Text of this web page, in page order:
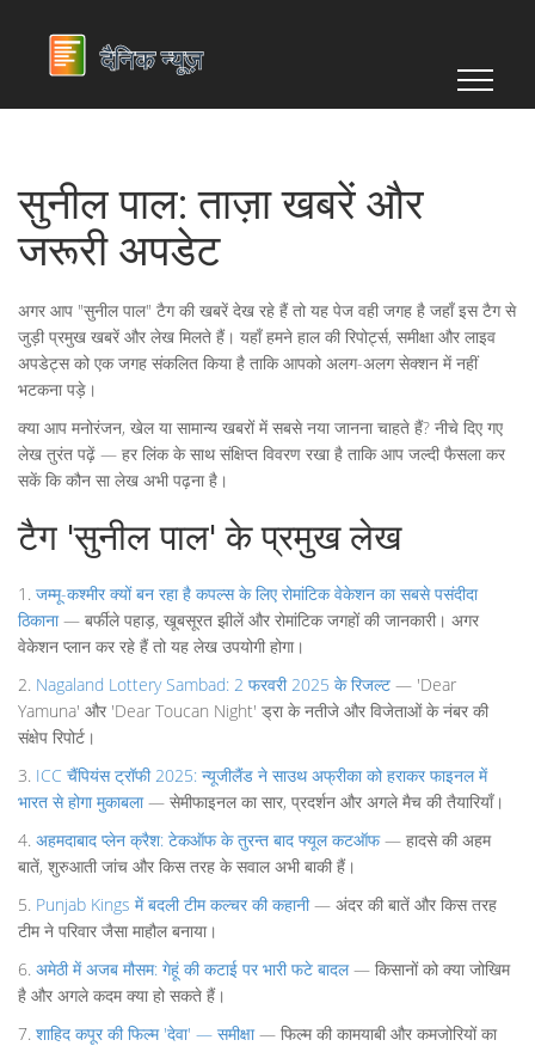
सुनील पाल: ताज़ा खबरें और
जरूरी अपडेट
अगर आप "सुनील पाल" टैग की खबरें देख रहे हैं तो यह पेज वही जगह है जहाँ इस टैग से
जुड़ी प्रमुख खबरें और लेख मिलते हैं। यहाँ हमने हाल की रिपोर्ट्स, समीक्षा और लाइव
अपडेट्स को एक जगह संकलित किया है ताकि आपको अलग-अलग सेक्शन में नहीं
भटकना पड़े।
क्या आप मनोरंजन, खेल या सामान्य खबरों में सबसे नया जानना चाहते हैं? नीचे दिए गए
लेख तुरंत पढ़ें — हर लिंक के साथ संक्षिप्त विवरण रखा है ताकि आप जल्दी फैसला कर
सकें कि कौन सा लेख अभी पढ़ना है।
टैग 'सुनील पाल' के प्रमुख लेख
1. जम्मू-कश्मीर क्यों बन रहा है कपल्स के लिए रोमांटिक वेकेशन का सबसे पसंदीदा
ठिकाना— बर्फीले पहाड़, खूबसूरत झीलें और रोमांटिक जगहों की जानकारी। अगर
वेकेशन प्लान कर रहे हैं तो यह लेख उपयोगी होगा।
2. Nagaland Lottery Sambad: 2 फरवरी 2025 के रिजल्ट — 'Dear
Yamuna' और 'Dear Toucan Night' ड्रा के नतीजे और विजेताओं के नंबर की
संक्षेप रिपोर्ट।
3. ICC चैंपियंस ट्रॉफी 2025: न्यूजीलैंड ने साउथ अफ्रीका को हराकर फाइनल में
भारत से होगा मुकाबला— सेमीफाइनल का सार, प्रदर्शन और अगले मैच की तैयारियाँ।
4. अहमदाबाद प्लेन क्रैश: टेकऑफ के तुरन्त बाद फ्यूल कटऑफ— हादसे की अहम
बातें, शुरुआती जांच और किस तरह के सवाल अभी बाकी हैं।
5. Punjab Kings में बदली टीम कल्चर की कहानी— अंदर की बातें और किस तरह
टीम ने परिवार जैसा माहौल बनाया।
6. अमेठी में अजब मौसम: गेहूं की कटाई पर भारी फटे बादल— किसानों को क्या जोखिम
है और अगले कदम क्या हो सकते हैं।
7. शाहिद कपूर की फिल्म 'देवा' — समीक्षा— फिल्म की कामयाबी और कमजोरियों का